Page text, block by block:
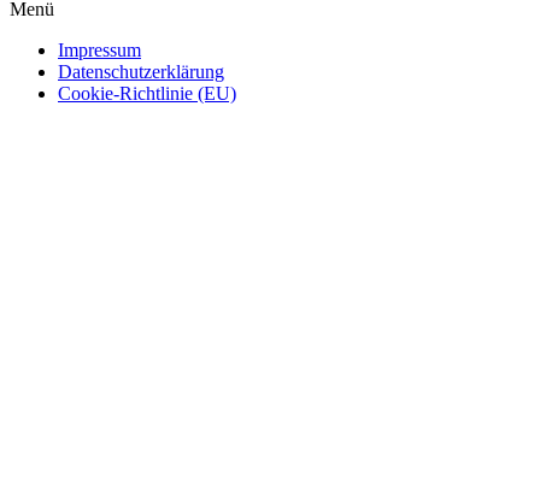
Menü
Impressum
Datenschutzerklärung
Cookie-Richtlinie (EU)